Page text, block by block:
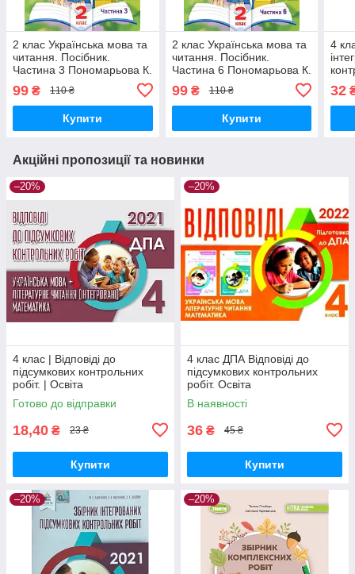
2 клас Українська мова та
читання. Посібник.
Частина 3 Пономарьова К.
99 ₴ 110 ₴
Купити
2 клас Українська мова та
читання. Посібник.
Частина 6 Пономарьова К.
99₴ 110 ₴
Купити
4
32
Акційні пропозиції та новинки
–20%
4 клас | Відповіді до
підсумкових контрольних
робіт. | Освіта
Готово до відправки
18,40 ₴ 23 ₴
Купити
–20%
4 клас ДПА Відповіді до
підсумкових контрольних
робіт. Освіта
В наявності
36 ₴ 45 ₴
Купити
–20% –20%